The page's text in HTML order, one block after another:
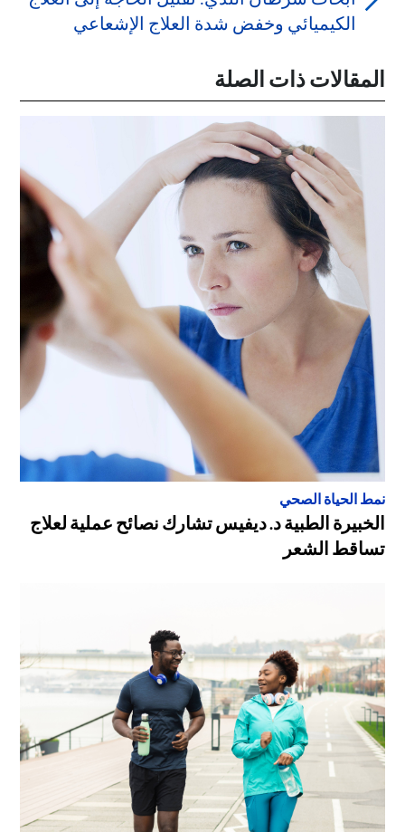
الكيميائي وخفض شدة العلاج الإشعاعي
المقالات ذات الصلة
نمط الحياة الصحي
الخبيرة الطبية د. ديفيس تشارك نصائح عملية لعلاج
تساقط الشعر